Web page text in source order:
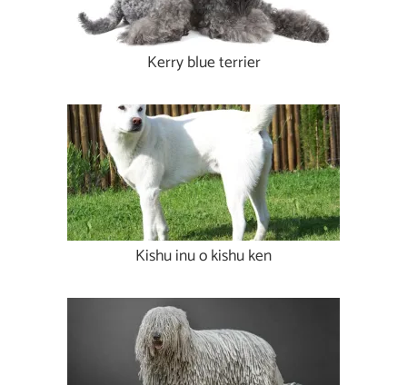
Kerry blue terrier
Kishu inu o kishu ken